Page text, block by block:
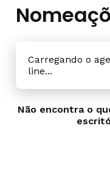
Carregando o
line...
Não encontra o